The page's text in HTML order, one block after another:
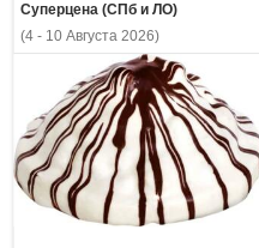
Суперцена (СПб и ЛО)
(4 - 10 Августа 2026)